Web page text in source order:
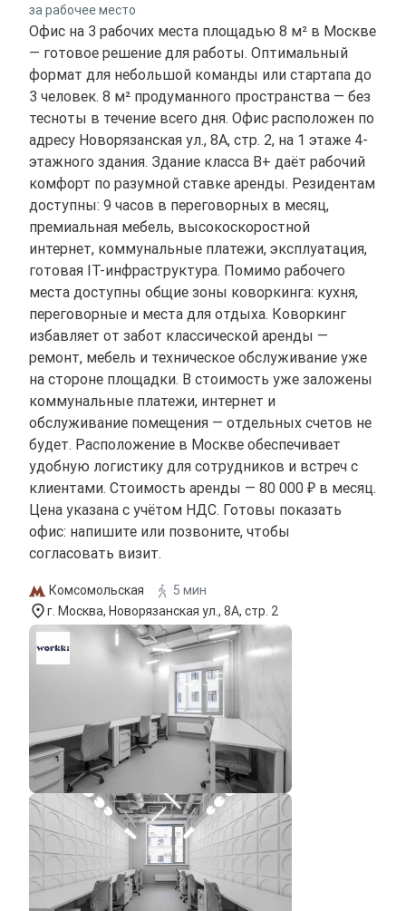
за рабочее место
Офис на 3 рабочих места площадью 8 м² в Москве
— готовое решение для работы. Оптимальный
формат для небольшой команды или стартапа до
3 человек. 8 м² продуманного пространства — без
тесноты в течение всего дня. Офис расположен по
адресу Новорязанская ул., 8А, стр. 2, на 1 этаже 4-
этажного здания. Здание класса B+ даёт рабочий
комфорт по разумной ставке аренды. Резидентам
доступны: 9 часов в переговорных в месяц,
премиальная мебель, высокоскоростной
интернет, коммунальные платежи, эксплуатация,
готовая IT-инфраструктура. Помимо рабочего
места доступны общие зоны коворкинга: кухня,
переговорные и места для отдыха. Коворкинг
избавляет от забот классической аренды —
ремонт, мебель и техническое обслуживание уже
на стороне площадки. В стоимость уже заложены
коммунальные платежи, интернет и
обслуживание помещения — отдельных счетов не
будет. Расположение в Москве обеспечивает
удобную логистику для сотрудников и встреч с
клиентами. Стоимость аренды — 80 000 ₽ в месяц.
Цена указана с учётом НДС. Готовы показать
офис: напишите или позвоните, чтобы
согласовать визит.
Комсомольская
5 мин
г. Москва, Новорязанская ул., 8А, стр. 2